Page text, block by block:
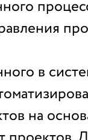
в
на